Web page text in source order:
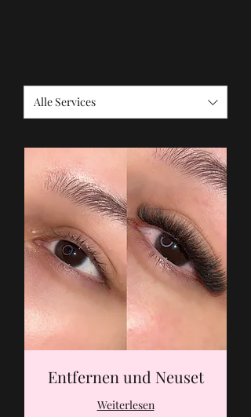
Alle Services
Entfernen und Neuset
Weiterlesen